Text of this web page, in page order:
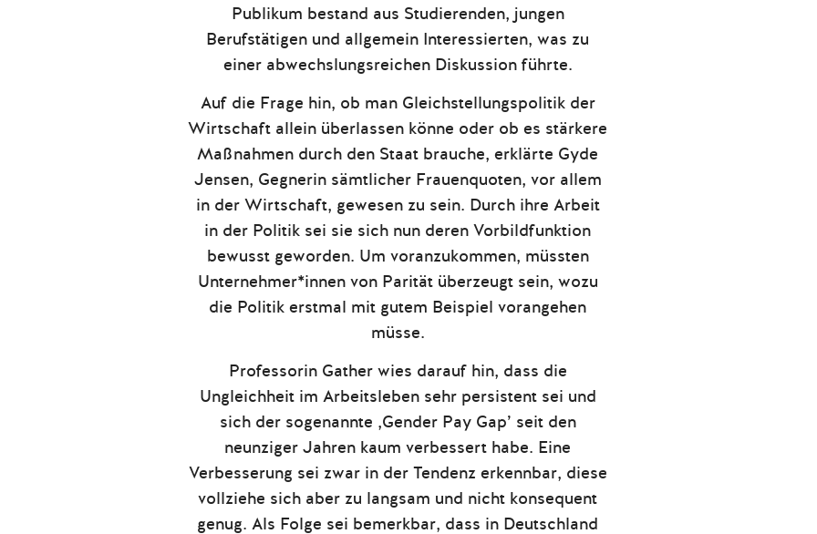
Publikum bestand aus Studierenden, jungen
Berufstätigen und allgemein Interessierten, was zu
einer abwechslungsreichen Diskussion führte.
Auf die Frage hin, ob man Gleichstellungspolitik der
Wirtschaft allein überlassen könne oder ob es stärkere
Maßnahmen durch den Staat brauche, erklärte Gyde
Jensen, Gegnerin sämtlicher Frauenquoten, vor allem
in der Wirtschaft, gewesen zu sein. Durch ihre Arbeit
in der Politik sei sie sich nun deren Vorbildfunktion
bewusst geworden. Um voranzukommen, müssten
Unternehmer*innen von Parität überzeugt sein, wozu
die Politik erstmal mit gutem Beispiel vorangehen
müsse.
Professorin Gather wies darauf hin, dass die
Ungleichheit im Arbeitsleben sehr persistent sei und
sich der sogenannte ‚Gender Pay Gap’ seit den
neunziger Jahren kaum verbessert habe. Eine
Verbesserung sei zwar in der Tendenz erkennbar, diese
vollziehe sich aber zu langsam und nicht konsequent
genug. Als Folge sei bemerkbar, dass in Deutschland